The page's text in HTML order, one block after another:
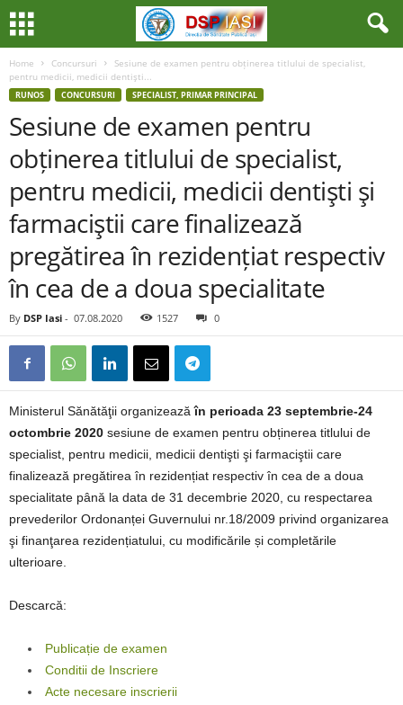
Home Concursuri
Sesiune de examen pentru obținerea titlului de specialist,
pentru medicii, medicii dentişti...
RUNOS CONCURSURI SPECIALIST, PRIMAR PRINCIPAL
Sesiune de examen pentru
obținerea titlului de specialist,
pentru medicii, medicii dentişti şi
farmaciştii care finalizează
pregătirea în rezidențiat respectiv
în cea de a doua specialitate
By DSP Iasi - 07.08.2020 1527 0
Ministerul Sănătăţii organizeazăîn perioada 23 septembrie-24
octombrie 2020 sesiune de examen pentru obținerea titlului de
specialist, pentru medicii, medicii dentişti şi farmaciştii care
finalizează pregătirea în rezidențiat respectiv în cea de a doua
specialitate până la data de 31 decembrie 2020, cu respectarea
prevederilor Ordonanței Guvernului nr.18/2009 privind organizarea
şi finanţarea rezidențiatului, cu modificările și completările
ulterioare.
Descarcă:
Publicație de examen
Conditii de Inscriere
Acte necesare inscrierii